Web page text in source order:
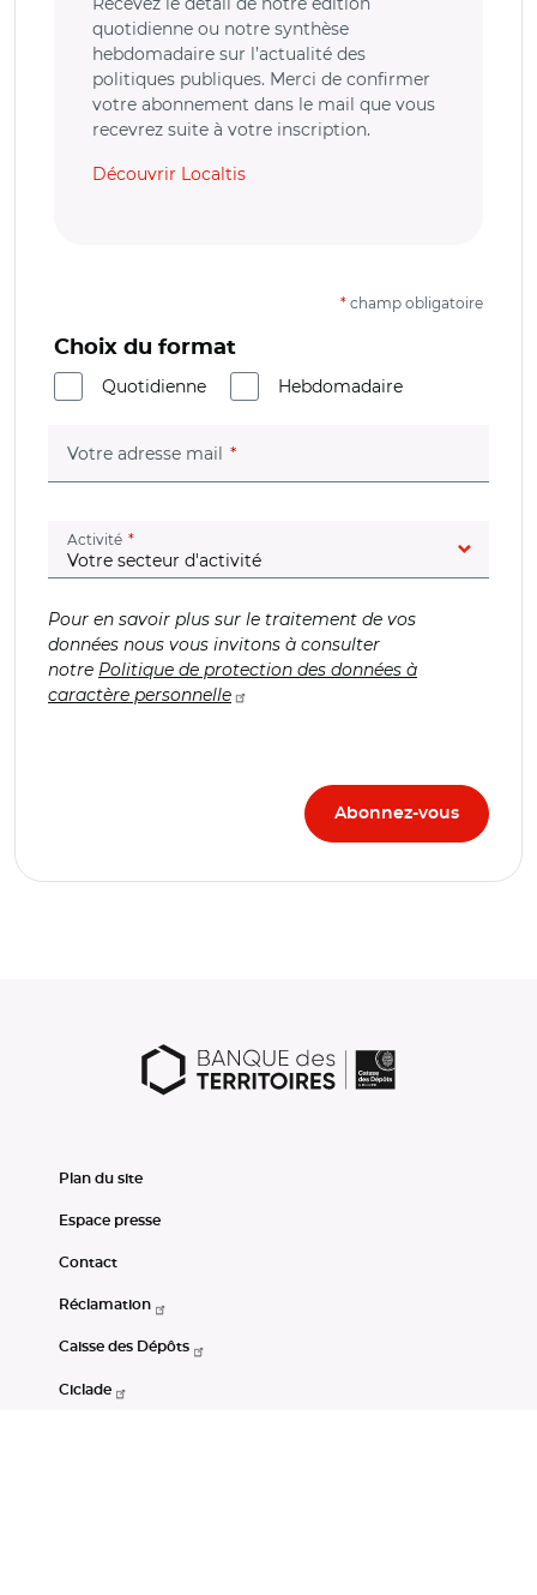
quotidienne ou notre synthèse
hebdomadaire sur l’actualité des
politiques publiques. Merci de confirmer
votre abonnement dans le mail que vous
recevrez suite à votre inscription.
Découvrir Localtis
* champ obligatoire
Choix du format
Quotidienne
Hebdomadaire
Votre adresse mail (champ obligatoire)
Activité (champ obligatoire)
Pour en savoir plus sur le traitement de vos
données nous vous invitons à consulter
notre Politique de protection des données à
caractère personnelle
Plan du site
Espace presse
Contact
Réclamation
Caisse des Dépôts
Ciclade